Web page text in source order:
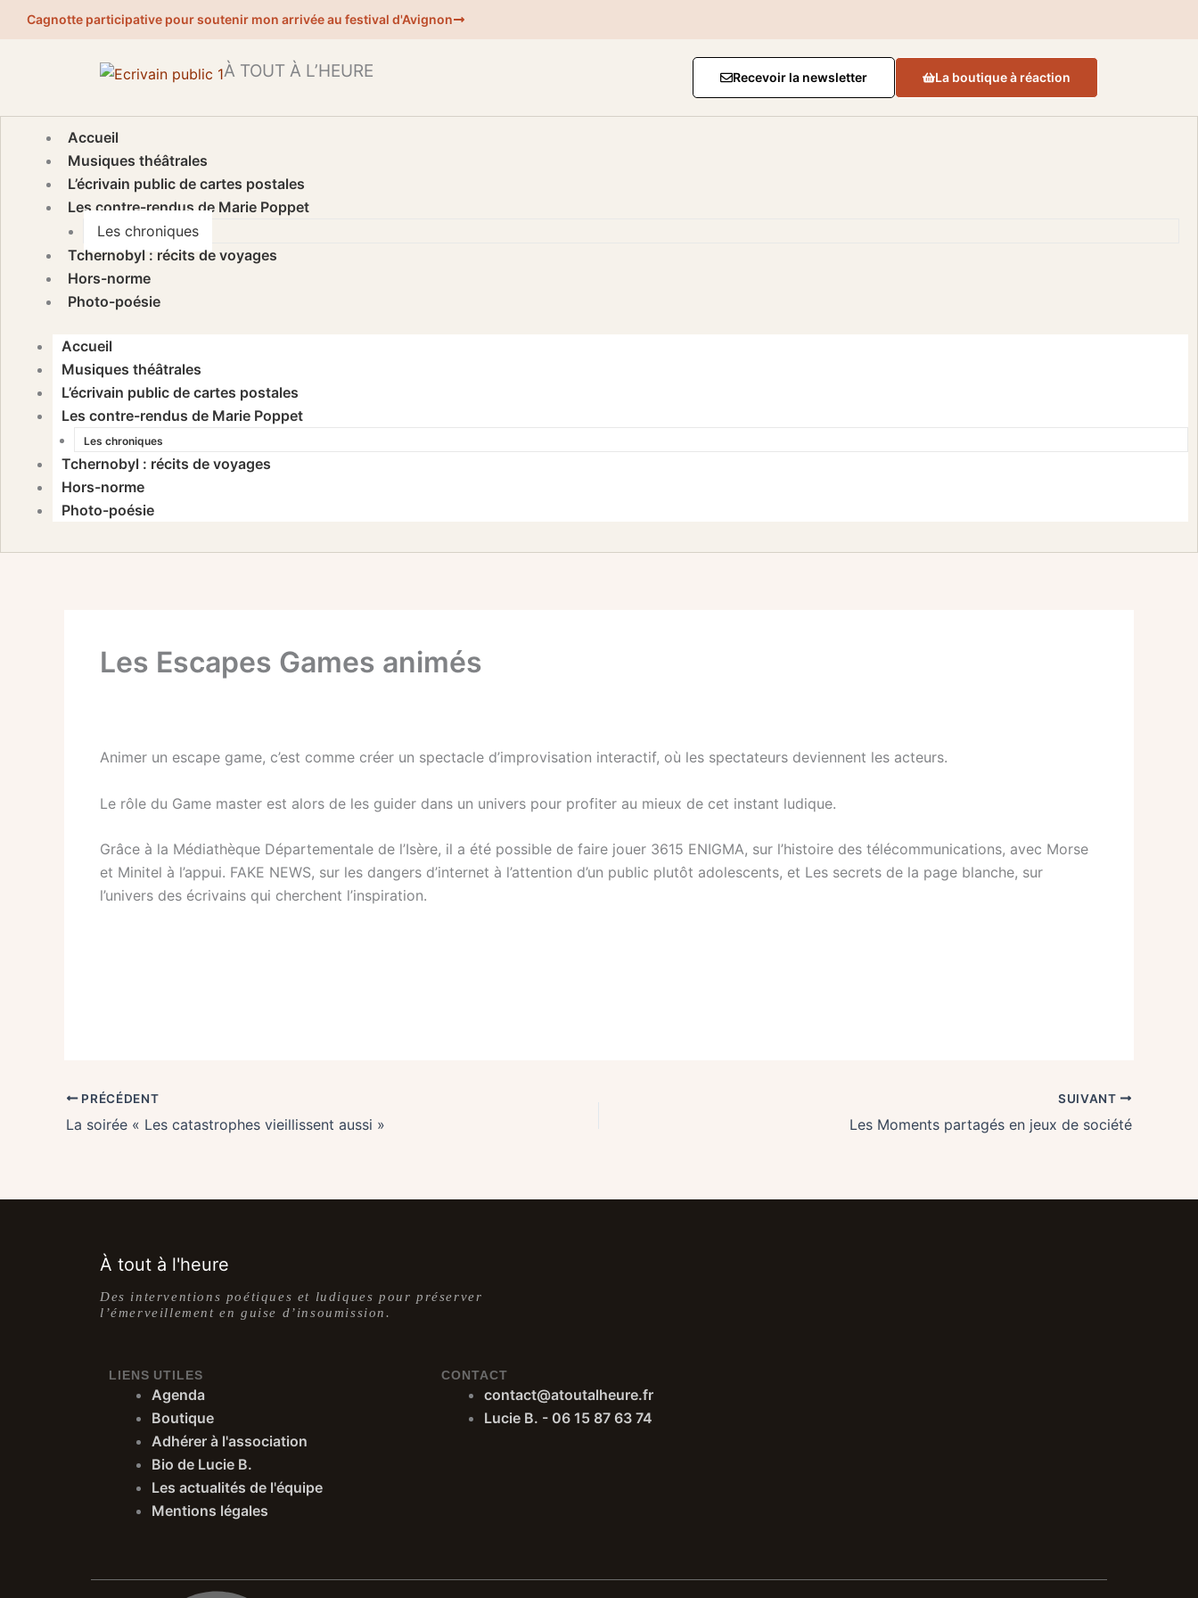
AllerCagnotte participative pour soutenir mon arrivée au festival d'Avignon
À TOUT À L’HEURE La boutique à réaction
Recevoir la newsletter
Accueil
Musiques théâtrales
L’écrivain public de cartes postales
Les contre-rendus de Marie Poppet
Les chroniques
Tchernobyl : récits de voyages
Hors-norme
Photo-poésie
Accueil
Musiques théâtrales
L’écrivain public de cartes postales
Les contre-rendus de Marie Poppet
Les chroniques
Tchernobyl : récits de voyages
Hors-norme
Photo-poésie
Les Escapes Games animés
Animer un escape game, c’est comme créer un spectacle d’improvisation interactif, où les spectateurs deviennent les acteurs.
Le rôle du Game master est alors de les guider dans un univers pour profiter au mieux de cet instant ludique.
Grâce à la Médiathèque Départementale de l’Isère, il a été possible de faire jouer 3615 ENIGMA, sur l’histoire des télécommunications, avec Morse
et Minitel à l’appui. FAKE NEWS, sur les dangers d’internet à l’attention d’un public plutôt adolescents, et Les secrets de la page blanche, sur
l’univers des écrivains qui cherchent l’inspiration.
PRÉCÉDENT
La soirée « Les catastrophes vieillissent aussi »
SUIVANT
Les Moments partagés en jeux de société
À tout à l'heure
Des interventions poétiques et ludiques pour préserver
l’émerveillement en guise d’insoumission.
LIENS UTILES
Agenda
Boutique
Adhérer à l'association
Bio de Lucie B.
Les actualités de l'équipe
Mentions légales
CONTACT
contact@atoutalheure.fr
Lucie B. - 06 15 87 63 74